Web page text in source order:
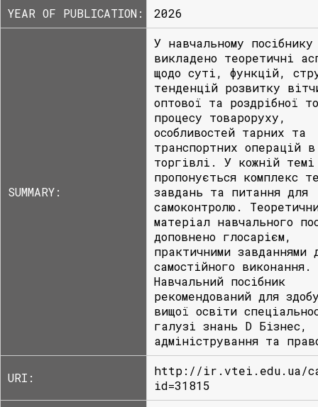
YEAR OF PUBLICATION:
2026
SUMMARY:
У навчальному посібнику
викладено теоретичні
щодо суті, функцій,
тенденцій розвитку
оптової та роздрібної
процесу товароруху,
особливостей тарних та
транспортних операцій в
торгівлі. У кожній темі
пропонується комплекс
завдань та питання для
самоконтролю.
матеріал навчального
доповнено глосарієм,
практичними завданнями
самостійного виконання.
Навчальний посібник
рекомендований для
вищої освіти
галузі знань D Бізнес,
адміністрування та
URI:
http://ir.vtei.edu.ua/
id=31815